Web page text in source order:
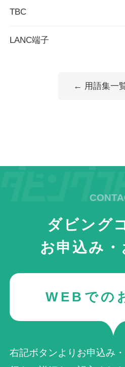
TBC
LANC端子
← 用語集一
ダビング
お申込み
WEBでの
右記ボタンよりお申込み